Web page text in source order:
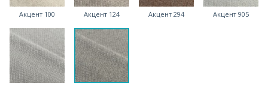
Акцент 100 Акцент 124 Акцент 294 Акцент 905